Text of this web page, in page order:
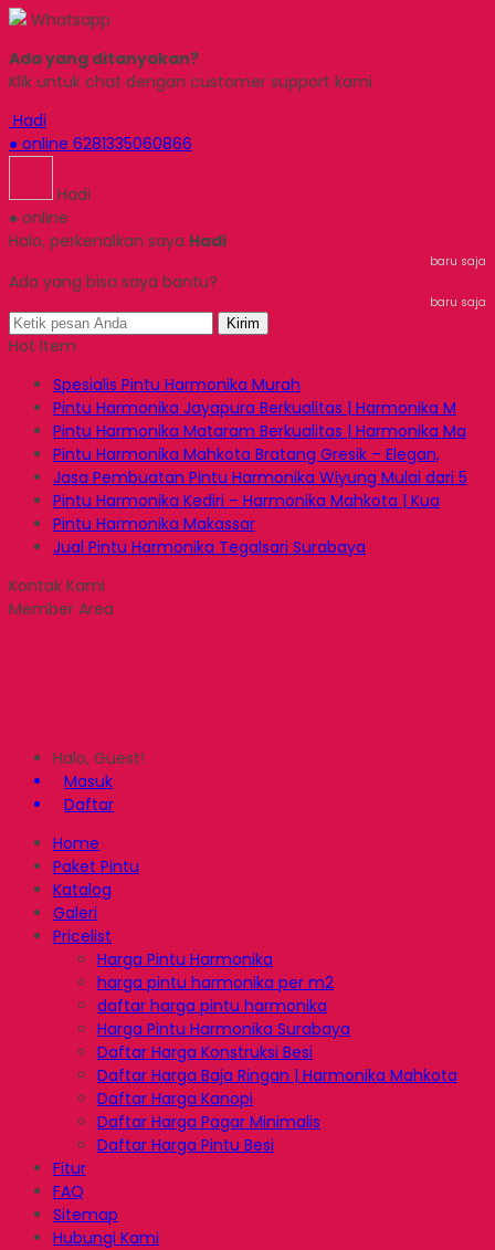
Whatsapp
Ada yang ditanyakan?
Klik untuk chat dengan customer support kami
Hadi
● online 6281335060866
Hadi
● online
Halo, perkenalkan saya Hadi
baru saja
Ada yang bisa saya bantu?
baru saja
Kirim
Hot Item
Spesialis Pintu Harmonika Murah
Pintu Harmonika Jayapura Berkualitas | Harmonika M
Pintu Harmonika Mataram Berkualitas | Harmonika Ma
Pintu Harmonika Mahkota Bratang Gresik – Elegan,
Jasa Pembuatan Pintu Harmonika Wiyung Mulai dari 5
Pintu Harmonika Kediri – Harmonika Mahkota | Kua
Pintu Harmonika Makassar
Jual Pintu Harmonika Tegalsari Surabaya
Kontak Kami
Member Area
Halo, Guest!
Masuk
Daftar
Home
Paket Pintu
Katalog
Galeri
Pricelist
Harga Pintu Harmonika
harga pintu harmonika per m2
daftar harga pintu harmonika
Harga Pintu Harmonika Surabaya
Daftar Harga Konstruksi Besi
Daftar Harga Baja Ringan | Harmonika Mahkota
Daftar Harga Kanopi
Daftar Harga Pagar Minimalis
Daftar Harga Pintu Besi
Fitur
FAQ
Sitemap
Hubungi Kami